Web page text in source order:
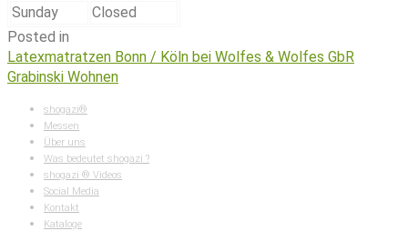
Sunday
Closed
Posted in
Latexmatratzen Bonn / Köln bei Wolfes & Wolfes GbR
Grabinski Wohnen
shogazi®
Messen
Über uns
Was bedeutet shogazi ?
shogazi ® Videos
Social Media
Kontakt
Kataloge